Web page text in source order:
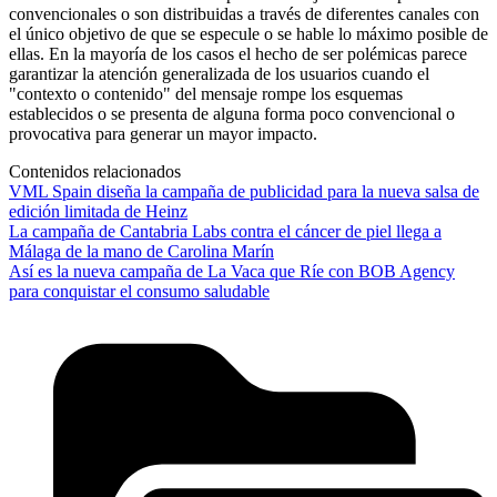
convencionales o son distribuidas a través de diferentes canales con
el único objetivo de que se especule o se hable lo máximo posible de
ellas. En la mayoría de los casos el hecho de ser polémicas parece
garantizar la atención generalizada de los usuarios cuando el
"contexto o contenido" del mensaje rompe los esquemas
establecidos o se presenta de alguna forma poco convencional o
provocativa para generar un mayor impacto.
Contenidos relacionados
VML Spain diseña la campaña de publicidad para la nueva salsa de
edición limitada de Heinz
La campaña de Cantabria Labs contra el cáncer de piel llega a
Málaga de la mano de Carolina Marín
Así es la nueva campaña de La Vaca que Ríe con BOB Agency
para conquistar el consumo saludable